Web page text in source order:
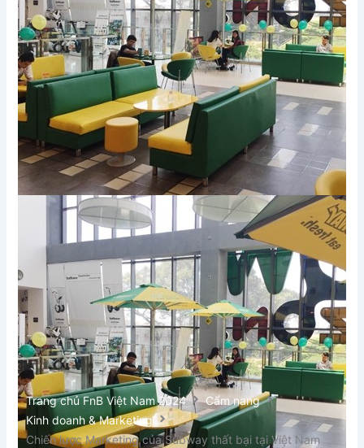
Trang chủ FnB Việt Nam 2024
Cẩm nang
Kinh doanh & Marketing
Chiến lược Marketing của Subway thất bại tại Việt Nam